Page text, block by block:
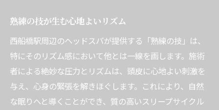
熟練の技が生む心地よいリズム
西船橋駅周辺のヘッドスパが提供する「熟練の技」は、
特にそのリズム感において他とは一線を画します。施術
者による絶妙な圧力とリズムは、頭皮に心地よい刺激を
与え、心身の緊張を解きほぐします。これにより、自然
な眠りへと導くことができ、質の高いスリープサイクル